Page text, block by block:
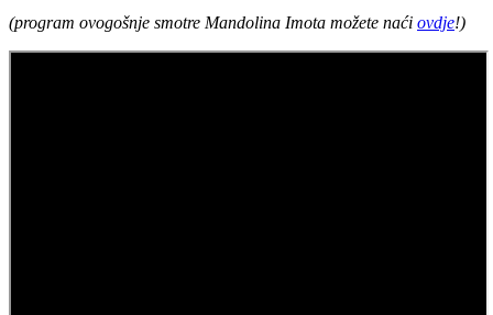
(program ovogošnje smotre Mandolina Imota možete naći ovdje!)